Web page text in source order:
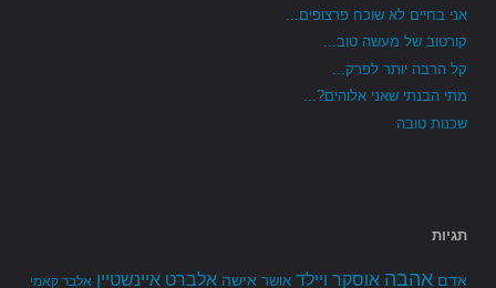
אני בחיים לא שוכח פרצופים...
קורטוב של מעשה טוב...
קל הרבה יותר לפרק...
מתי הבנתי שאני אלוהים?...
שכנות טובה
תגיות
אדם אהבה אוסקר ויילד אושר אישה אלברט איינשטיין אלבר קאמי